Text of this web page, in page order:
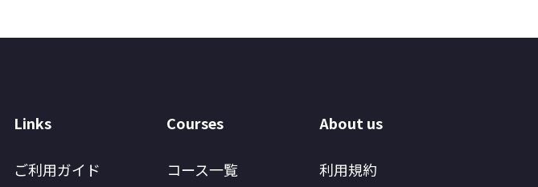
Links
ご利用ガイド
Courses
コース一覧
About us
利用規約